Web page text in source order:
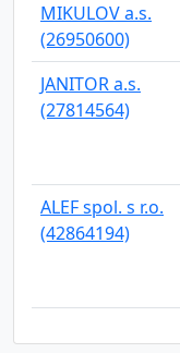
MIKULOV a.s.
(26950600)
JANITOR a.s.
(27814564)
ALEF spol. s r.o.
(42864194)